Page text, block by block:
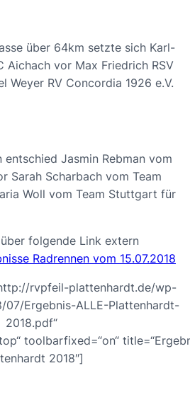
über 64km setzte sich Karl-
Aichach vor Max Friedrich RSV
Weyer RV Concordia 1926 e.V.
entschied Jasmin Rebman vom
Sarah Scharbach vom Team
Woll vom Team Stuttgart für
folgende Link extern
Radrennen vom 15.07.2018
rvpfeil-plattenhardt.de/wp-
Ergebnis-ALLE-Plattenhardt-
2018.pdf“
toolbarfixed=“on“
2018″]